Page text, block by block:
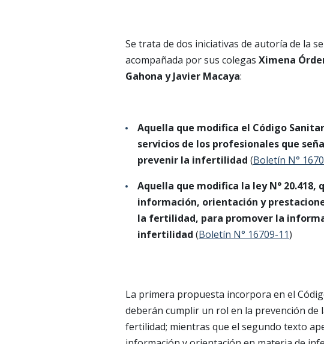
Se trata de dos iniciativas de autoría de la
acompañada por sus colegas Ximena
Gahona y Javier Macaya:
Aquella que modifica el Código
servicios de los profesionales que
prevenir la infertilidad (Boletín N°
Aquella que modifica la ley N° 20.418,
información, orientación y
la fertilidad, para promover la
infertilidad (Boletín N° 16709-11)
La primera propuesta incorpora en el
deberán cumplir un rol en la prevención de
fertilidad; mientras que el segundo texto